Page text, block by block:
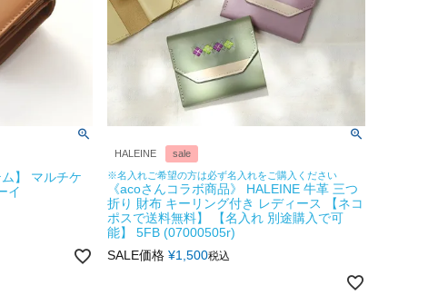
】 マルチケ
イ
HALEINE
sale
※名入れご希望の方は必ず名入れをご購入ください
《acoさんコラボ商品》 HALEINE 牛革 三つ
折り 財布 キーリング付き レディース 【ネコ
ポスで送料無料】 【名入れ 別途購入で可
能】 5FB (07000505r)
SALE価格 ¥1,500税込